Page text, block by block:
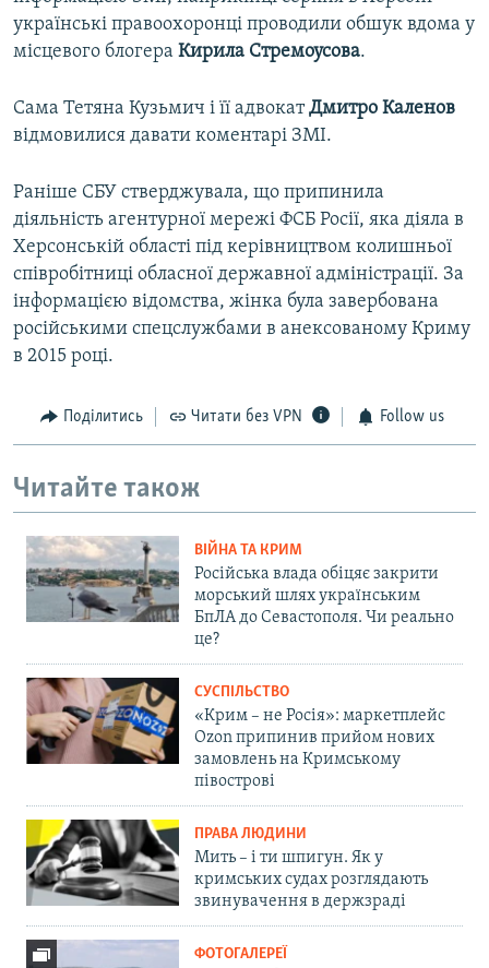
українські правоохоронці проводили обшук вдома у
місцевого блогера Кирила Стремоусова.
Сама Тетяна Кузьмич і її адвокатДмитро Каленов
відмовилися давати коментарі ЗМІ.
Раніше СБУ стверджувала, що припинила
діяльність агентурної мережі ФСБ Росії, яка діяла в
Херсонській області під керівництвом колишньої
співробітниці обласної державної адміністрації. За
інформацією відомства, жінка була завербована
російськими спецслужбами в анексованому Криму
в 2015 році.
Поділитись Читати без VPN Follow us
Читайте також
ВІЙНА ТА КРИМ
Російська влада обіцяє закрити
морський шлях українським
БпЛА до Севастополя. Чи реально
це?
СУСПІЛЬСТВО
«Крим – не Росія»: маркетплейс
Ozon припинив прийом нових
замовлень на Кримському
півострові
ПРАВА ЛЮДИНИ
Мить – і ти шпигун. Як у
кримських судах розглядають
звинувачення в держзраді
ФОТОГАЛЕРЕЇ